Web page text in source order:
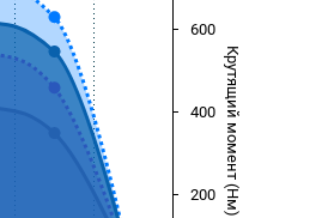
Крутящий момент (Нм)
200
400
600